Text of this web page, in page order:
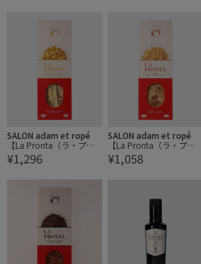
SALON adam et ropé
【La Pronta（ラ・プロ
ンタ）】ポルチーニ茸の
パッパルデッレ/トリュ
フオイル付き
¥1,296
SALON adam et ropé
【La Pronta（ラ・プロ
ンタ）】スパゲッティ・
アーリオオーリオ・ペペ
¥1,058